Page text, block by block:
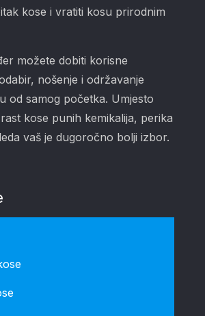
kose i vratiti kosu prirodnim
možete dobiti korisne
nošenje i održavanje
od samog početka. Umjesto
kose punih kemikalija, perika
vaš je dugoročno bolji izbor.